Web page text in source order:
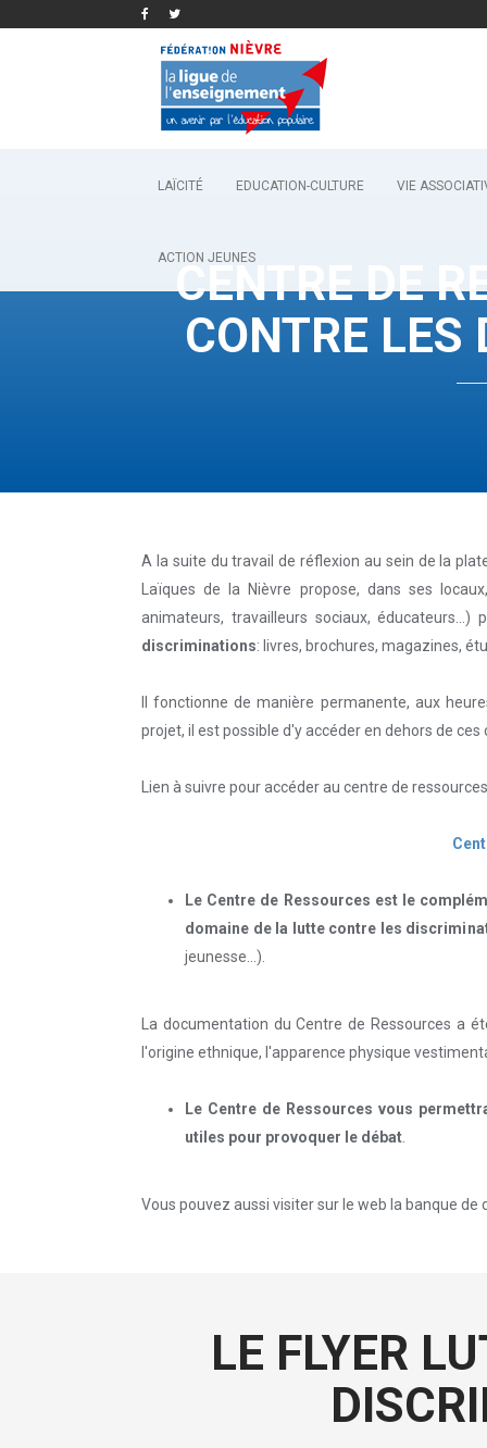
LAÏCITÉ EDUCATION-CULTURE VIE
ACTION JEUNES
CENTRE DE
CONTRE
A la suite du travail de réflexion au sein de la
Laïques de la Nièvre propose, dans ses
animateurs, travailleurs sociaux,
discriminations: livres, brochures, magazines,
Il fonctionne de manière permanente, aux
projet, il est possible d'y accéder en dehors de ces
Lien à suivre pour accéder au centre de
Le Centre de Ressources est le
domaine de la lutte contre les
jeunesse...).
La documentation du Centre de Ressources a
l'origine ethnique, l'apparence physique
Le Centre de Ressources vous
utiles pour provoquer le débat
Vous pouvez aussi visiter sur le web la banque
LE FLYER